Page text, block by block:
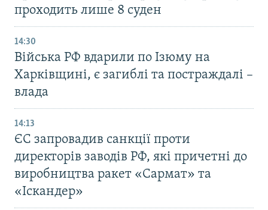
проходить лише 8 суден
14:30
Війська РФ вдарили по Ізюму на
Харківщині, є загиблі та постраждалі –
влада
14:13
ЄС запровадив санкції проти
директорів заводів РФ, які причетні до
виробництва ракет «Сармат» та
«Іскандер»